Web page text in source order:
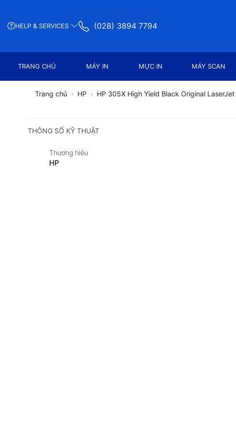
HELP & SERVICES (028) 3894 7794
TRANG CHỦ MÁY IN MỰC IN MÁY SCAN
Trang chủ HP HP 305X High Yield Black Original
THÔNG SỐ KỸ THUẬT
Thương hiệu
HP